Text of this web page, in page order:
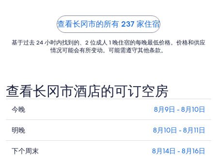
格
总
$111
查看长冈市的所有 237 家住宿
基于过去 24 小时内找到的、2 位成人 1 晚住宿的每晚最低价格。价格和供应
情况可能会有所变动。可能需遵守其他条款。
查看长冈市酒店的可订空房
查
看
长
冈
市
今晚 8月9日 - 8月10日
查
看
长
明晚 8月10日 - 8月11日
查
下个周末 8月14日 - 8月16日